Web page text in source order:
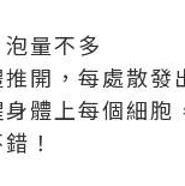
量不多
開，每處散
體上每個細胞
！